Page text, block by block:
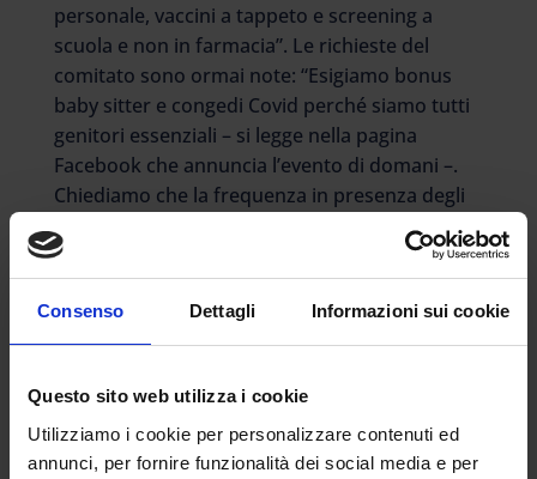
Consenso Dettagli Informazioni sui cookie
Questo sito web utilizza i cookie
Utilizziamo i cookie per personalizzare contenuti ed
annunci, per fornire funzionalità dei social media e per
personale, vaccini a tappeto e screening a
scuola e non in farmacia”. Le richieste del
comitato sono ormai note: “Esigiamo bonus
baby sitter e congedi Covid perché siamo tutti
genitori essenziali – si legge nella pagina
Facebook che annuncia l’evento di domani –.
Chiediamo che la frequenza in presenza degli
alunni più fragili sia all’interno di piccoli gruppi,
per una soluzione realmente inclusiva”. A un
anno dall’inizio della pandemia, “la strategia di
chi amministra non cambia – protestano da
‘Priorità alla scuola’ –. Il nuovo Governo emette
essere chiusa perfino in zona arancione e
gialla, senza intervenire su tutto il resto. Il
ministro Bianchi dice che la decisione è